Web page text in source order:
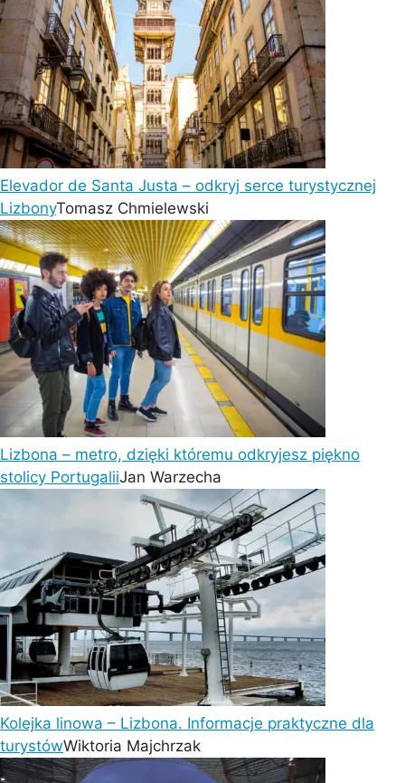
Elevador de Santa Justa – odkryj serce turystycznej
LizbonyTomasz Chmielewski
Lizbona – metro, dzięki któremu odkryjesz piękno
stolicy PortugaliiJan Warzecha
Kolejka linowa – Lizbona. Informacje praktyczne dla
turystówWiktoria Majchrzak